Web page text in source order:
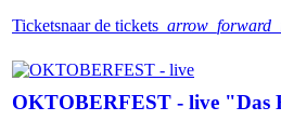
Ticketsnaar de tickets
OKTOBERFEST - live "Das